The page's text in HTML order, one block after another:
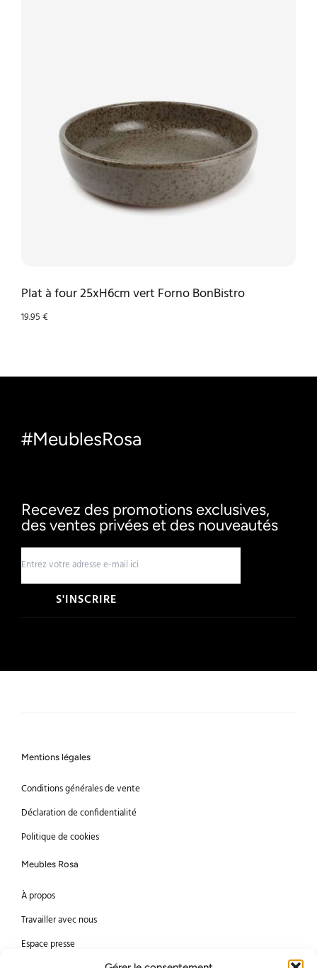
Plat à four 25xH6cm vert Forno BonBistro
19.95€
#MeublesRosa
Recevez des promotions exclusives,
des ventes privées et des nouveautés
S'INSCRIRE
Mentions légales
Conditions générales de vente
Déclaration de confidentialité
Politique de cookies
Meubles Rosa
À propos
Travailler avec nous
Espace presse